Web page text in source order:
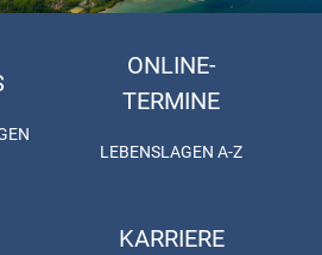
ONLINE-
TERMINE
LEBENSLAGEN A-Z
KARRIERE